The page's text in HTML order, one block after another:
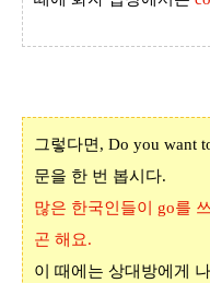
그렇다면, Do you want
문을 한 번 봅시다.
많은 한국인들이
go를
곤 해요.
이 때에는 상대방에게